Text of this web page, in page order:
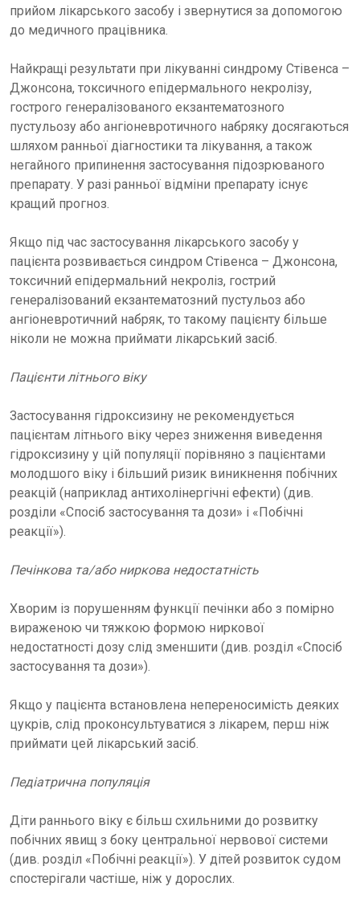
прийом лікарського засобу і звернутися за допомогою
до медичного працівника.
Найкращі результати при лікуванні синдрому Стівенса –
Джонсона, токсичного епідермального некролізу,
гострого генералізованого екзантематозного
пустульозу або ангіоневротичного набряку досягаються
шляхом ранньої діагностики та лікування, а також
негайного припинення застосування підозрюваного
препарату. У разі ранньої відміни препарату існує
кращий прогноз.
Якщо під час застосування лікарського засобу у
пацієнта розвивається синдром Стівенса – Джонсона,
токсичний епідермальний некроліз, гострий
генералізований екзантематозний пустульоз або
ангіоневротичний набряк, то такому пацієнту більше
ніколи не можна приймати лікарський засіб.
Пацієнти літнього віку
Застосування гідроксизину не рекомендується
пацієнтам літнього віку через зниження виведення
гідроксизину у цій популяції порівняно з пацієнтами
молодшого віку і більший ризик виникнення побічних
реакцій (наприклад антихолінергічні ефекти) (див.
розділи «Спосіб застосування та дози» і «Побічні
реакції»).
Печінкова та/або ниркова недостатність
Хворим із порушенням функції печінки або з помірно
вираженою чи тяжкою формою ниркової
недостатності дозу слід зменшити (див. розділ «Спосіб
застосування та дози»).
Якщо у пацієнта встановлена непереносимість деяких
цукрів, слід проконсультуватися з лікарем, перш ніж
приймати цей лікарський засіб.
Педіатрична популяція
Діти раннього віку є більш схильними до розвитку
побічних явищ з боку центральної нервової системи
(див. розділ «Побічні реакції»). У дітей розвиток судом
спостерігали частіше, ніж у дорослих.